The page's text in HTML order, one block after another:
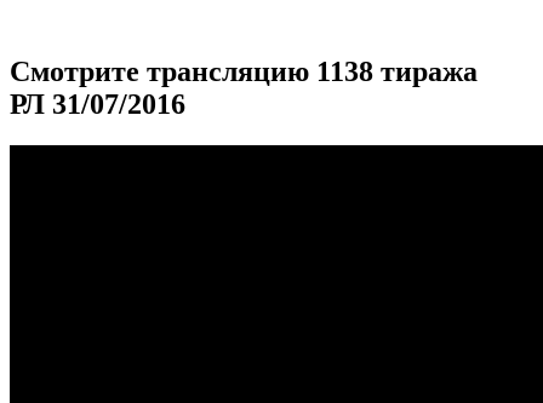
Смотрите трансляцию 1138 тиража
РЛ 31/07/2016